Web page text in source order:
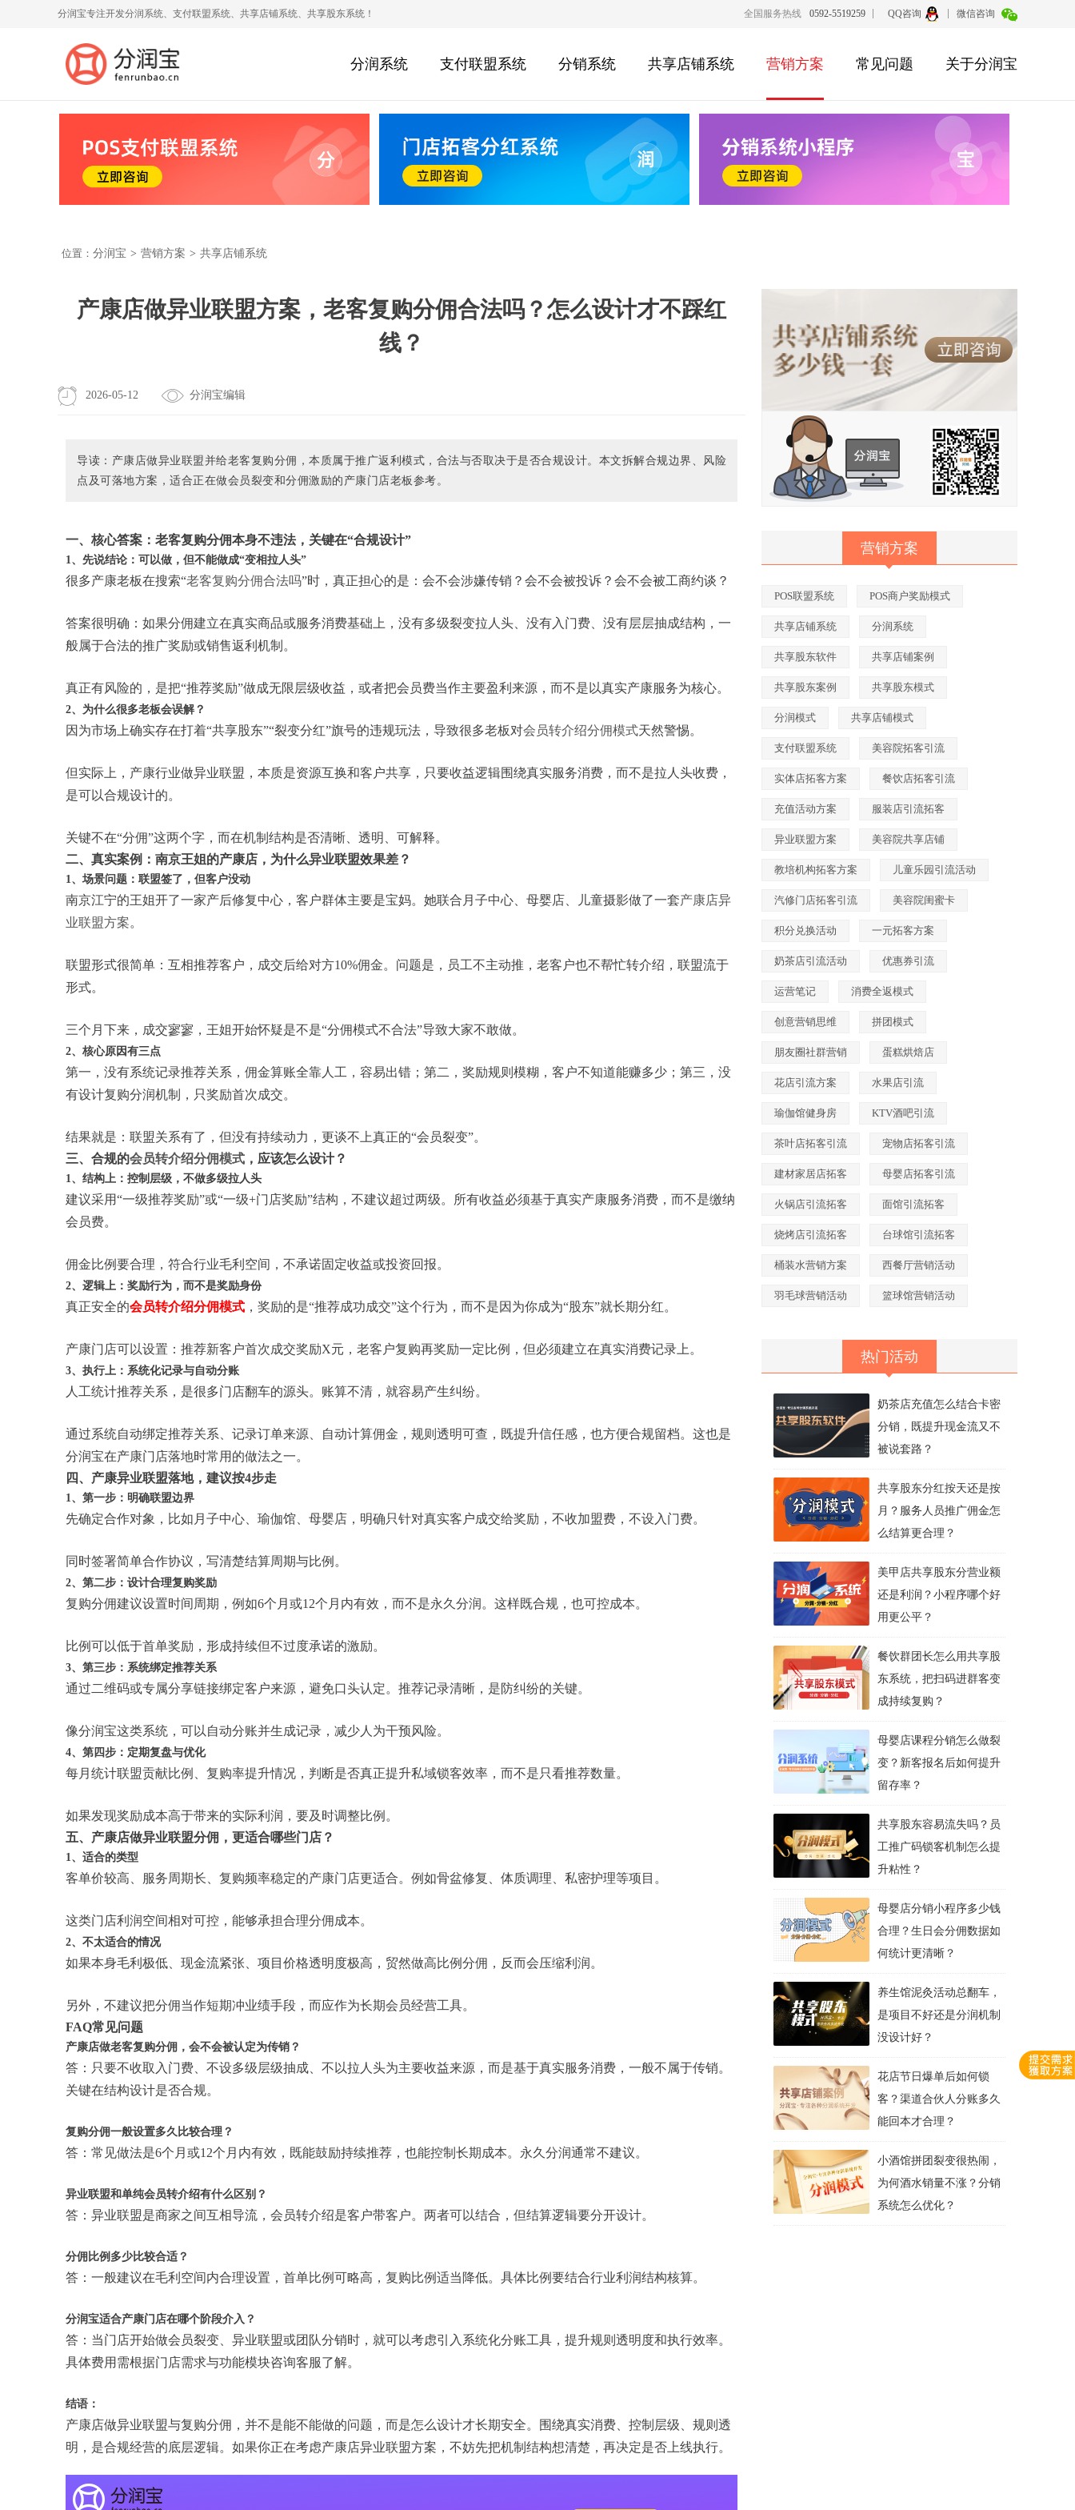
分润宝专注开发分润系统、支付联盟系统、共享店铺系统、共享股东系统！ 全国服务热线 0592-5519259 QQ咨询 微信咨询
分润系统 支付联盟系统 分销系统 共享店铺系统 营销方案 常见问题 关于分润宝
位置： 分润宝 > 营销方案 > 共享店铺系统
产康店做异业联盟方案，老客复购分佣合法吗？怎么设计才不踩红
线？
2026-05-12 分润宝编辑
导读：产康店做异业联盟并给老客复购分佣，本质属于推广返利模式，合法与否取决于是否合规设计。本文拆解合规边界、风险
点及可落地方案，适合正在做会员裂变和分佣激励的产康门店老板参考。
一、核心答案：老客复购分佣本身不违法，关键在“合规设计”
1、先说结论：可以做，但不能做成“变相拉人头”
很多产康老板在搜索“老客复购分佣合法吗”时，真正担心的是：会不会涉嫌传销？会不会被投诉？会不会被工商约谈？
答案很明确：如果分佣建立在真实商品或服务消费基础上，没有多级裂变拉人头、没有入门费、没有层层抽成结构，一
般属于合法的推广奖励或销售返利机制。
真正有风险的，是把“推荐奖励”做成无限层级收益，或者把会员费当作主要盈利来源，而不是以真实产康服务为核心。
2、为什么很多老板会误解？
因为市场上确实存在打着“共享股东”“裂变分红”旗号的违规玩法，导致很多老板对会员转介绍分佣模式天然警惕。
但实际上，产康行业做异业联盟，本质是资源互换和客户共享，只要收益逻辑围绕真实服务消费，而不是拉人头收费，
是可以合规设计的。
关键不在“分佣”这两个字，而在机制结构是否清晰、透明、可解释。
二、真实案例：南京王姐的产康店，为什么异业联盟效果差？
1、场景问题：联盟签了，但客户没动
南京江宁的王姐开了一家产后修复中心，客户群体主要是宝妈。她联合月子中心、母婴店、儿童摄影做了一套产康店异
业联盟方案。
联盟形式很简单：互相推荐客户，成交后给对方10%佣金。问题是，员工不主动推，老客户也不帮忙转介绍，联盟流于
形式。
三个月下来，成交寥寥，王姐开始怀疑是不是“分佣模式不合法”导致大家不敢做。
2、核心原因有三点
第一，没有系统记录推荐关系，佣金算账全靠人工，容易出错；第二，奖励规则模糊，客户不知道能赚多少；第三，没
有设计复购分润机制，只奖励首次成交。
结果就是：联盟关系有了，但没有持续动力，更谈不上真正的“会员裂变”。
三、合规的会员转介绍分佣模式 ，应该怎么设计？
1、结构上：控制层级，不做多级拉人头
建议采用“一级推荐奖励”或“一级+门店奖励”结构，不建议超过两级。所有收益必须基于真实产康服务消费，而不是缴纳
会员费。
佣金比例要合理，符合行业毛利空间，不承诺固定收益或投资回报。
2、逻辑上：奖励行为，而不是奖励身份
真正安全的会员转介绍分佣模式 ，奖励的是“推荐成功成交”这个行为，而不是因为你成为“股东”就长期分红。
产康门店可以设置：推荐新客户首次成交奖励X元，老客户复购再奖励一定比例，但必须建立在真实消费记录上。
3、执行上：系统化记录与自动分账
人工统计推荐关系，是很多门店翻车的源头。账算不清，就容易产生纠纷。
通过系统自动绑定推荐关系、记录订单来源、自动计算佣金，规则透明可查，既提升信任感，也方便合规留档。这也是
分润宝在产康门店落地时常用的做法之一。
四、产康异业联盟落地，建议按4步走
1、第一步：明确联盟边界
先确定合作对象，比如月子中心、瑜伽馆、母婴店，明确只针对真实客户成交给奖励，不收加盟费，不设入门费。
同时签署简单合作协议，写清楚结算周期与比例。
2、第二步：设计合理复购奖励
复购分佣建议设置时间周期，例如6个月或12个月内有效，而不是永久分润。这样既合规，也可控成本。
比例可以低于首单奖励，形成持续但不过度承诺的激励。
3、第三步：系统绑定推荐关系
通过二维码或专属分享链接绑定客户来源，避免口头认定。推荐记录清晰，是防纠纷的关键。
像分润宝这类系统，可以自动分账并生成记录，减少人为干预风险。
4、第四步：定期复盘与优化
每月统计联盟贡献比例、复购率提升情况，判断是否真正提升私域锁客效率，而不是只看推荐数量。
如果发现奖励成本高于带来的实际利润，要及时调整比例。
五、产康店做异业联盟分佣，更适合哪些门店？
1、适合的类型
客单价较高、服务周期长、复购频率稳定的产康门店更适合。例如骨盆修复、体质调理、私密护理等项目。
这类门店利润空间相对可控，能够承担合理分佣成本。
2、不太适合的情况
如果本身毛利极低、现金流紧张、项目价格透明度极高，贸然做高比例分佣，反而会压缩利润。
另外，不建议把分佣当作短期冲业绩手段，而应作为长期会员经营工具。
FAQ常见问题
产康店做老客复购分佣，会不会被认定为传销？
答：只要不收取入门费、不设多级层级抽成、不以拉人头为主要收益来源，而是基于真实服务消费，一般不属于传销。
关键在结构设计是否合规。
复购分佣一般设置多久比较合理？
答：常见做法是6个月或12个月内有效，既能鼓励持续推荐，也能控制长期成本。永久分润通常不建议。
异业联盟和单纯会员转介绍有什么区别？
答：异业联盟是商家之间互相导流，会员转介绍是客户带客户。两者可以结合，但结算逻辑要分开设计。
分佣比例多少比较合适？
答：一般建议在毛利空间内合理设置，首单比例可略高，复购比例适当降低。具体比例要结合行业利润结构核算。
分润宝适合产康门店在哪个阶段介入？
答：当门店开始做会员裂变、异业联盟或团队分销时，就可以考虑引入系统化分账工具，提升规则透明度和执行效率。
具体费用需根据门店需求与功能模块咨询客服了解。
结语：
产康店做异业联盟与复购分佣，并不是能不能做的问题，而是怎么设计才长期安全。围绕真实消费、控制层级、规则透
明，是合规经营的底层逻辑。如果你正在考虑产康店异业联盟方案，不妨先把机制结构想清楚，再决定是否上线执行。
营销方案
POS联盟系统 POS商户奖励模式
共享店铺系统 分润系统
共享股东软件 共享店铺案例
共享股东案例 共享股东模式
分润模式 共享店铺模式
支付联盟系统 美容院拓客引流
实体店拓客方案 餐饮店拓客引流
充值活动方案 服装店引流拓客
异业联盟方案 美容院共享店铺
教培机构拓客方案 儿童乐园引流活动
汽修门店拓客引流 美容院闺蜜卡
积分兑换活动 一元拓客方案
奶茶店引流活动 优惠券引流
运营笔记 消费全返模式
创意营销思维 拼团模式
朋友圈社群营销 蛋糕烘焙店
花店引流方案 水果店引流
瑜伽馆健身房 KTV酒吧引流
茶叶店拓客引流 宠物店拓客引流
建材家居店拓客 母婴店拓客引流
火锅店引流拓客 面馆引流拓客
烧烤店引流拓客 台球馆引流拓客
桶装水营销方案 西餐厅营销活动
羽毛球营销活动 篮球馆营销活动
热门活动
奶茶店充值怎么结合卡密
分销，既提升现金流又不
被说套路？
共享股东分红按天还是按
月？服务人员推广佣金怎
么结算更合理？
美甲店共享股东分营业额
还是利润？小程序哪个好
用更公平？
餐饮群团长怎么用共享股
东系统，把扫码进群客变
成持续复购？
母婴店课程分销怎么做裂
变？新客报名后如何提升
留存率？
共享股东容易流失吗？员
工推广码锁客机制怎么提
升粘性？
母婴店分销小程序多少钱
合理？生日会分佣数据如
何统计更清晰？
养生馆泥灸活动总翻车，
是项目不好还是分润机制
没设计好？
花店节日爆单后如何锁
客？渠道合伙人分账多久
能回本才合理？
小酒馆拼团裂变很热闹，
为何酒水销量不涨？分销
系统怎么优化？